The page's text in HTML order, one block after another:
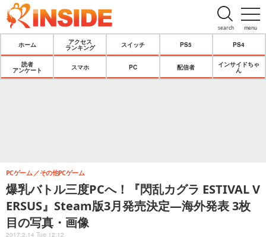
menu
search
ホーム
アクセス
ランキング
スイッチ PS5 PS4
読者
アンケート
スマホ PC 配信者
インサイドちゃ
ん
爆乳バトル三度PCへ！『閃乱カグラ ESTIVAL V
ERSUS』Steam版3月発売決定―海外発表 3枚
目の写真・画像
PCゲーム その他PCゲーム
2017.2.14 Tue 12:12